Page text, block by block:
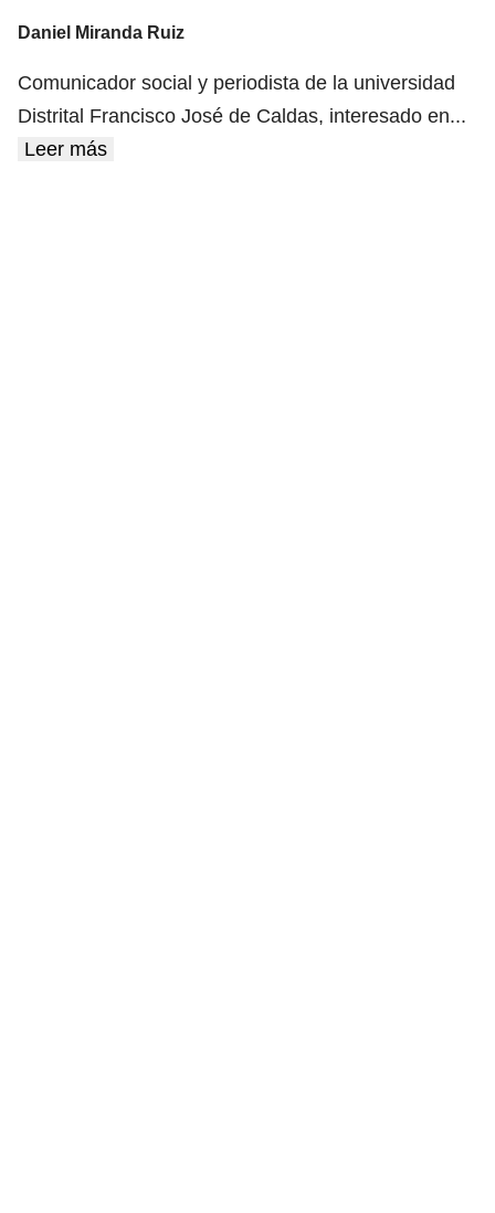
Daniel Miranda Ruiz
Comunicador social y periodista de la universidad
Distrital Francisco José de Caldas, interesado en...
Leer más